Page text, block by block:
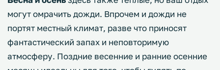
могут омрачить дожди. Впрочем и дожди не
портят местный климат, разве что приносят
фантастический запах и неповторимую
атмосферу. Поздние весенние и ранние осенние